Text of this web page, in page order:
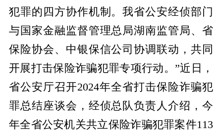
犯罪的四方协作机制。我省公安经侦部门
与国家金融监督管理总局湖南监管局、省
保险协会、中银保信公司协调联动，共同
开展打击保险诈骗犯罪专项行动。”近日，
省公安厅召开2024年全省打击保险诈骗犯
罪总结座谈会，经侦总队负责人介绍，今
年全省公安机关共立保险诈骗犯罪案件113